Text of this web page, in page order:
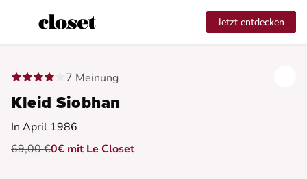
Jetzt entdecken
7 Meinung
Kleid Siobhan
In April 1986
69,00 €0€ mit Le Closet